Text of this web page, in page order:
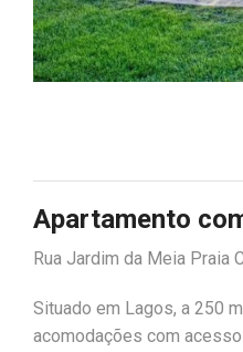
Apartamento
Rua Jardim da Meia Praia
Situado em Lagos, a 250
acomodações com